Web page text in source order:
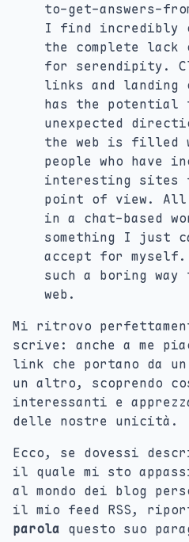
to-get-answers-
I find incredibly
the complete
for serendipity.
links and landing
has the potential
unexpected
the web is filled
people who have
interesting sites
point of view.
in a chat-based
something I just
accept for
such a boring way
web.
Mi ritrovo
scrive: anche a me
link che portano da
un altro, scoprendo
interessanti e
delle nostre unicità.
Ecco, se dovessi
il quale mi sto
al mondo dei blog
il mio feed RSS,
parola questo suo